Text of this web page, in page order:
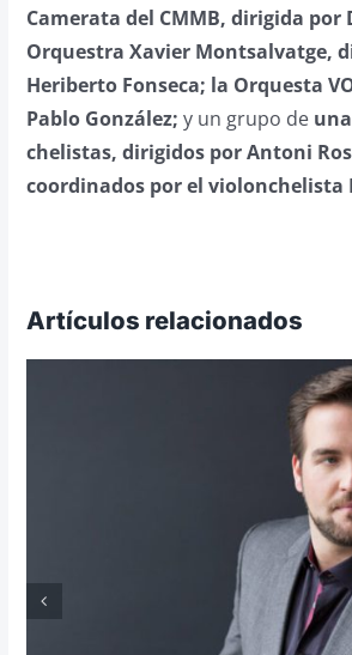
Camerata del CMMB, dirigida por
Orquestra Xavier Montsalvatge,
Heriberto Fonseca; la Orquesta
Pablo González; y un grupo de
chelistas, dirigidos por Antoni
coordinados por el violonchelista
Artículos relacionados